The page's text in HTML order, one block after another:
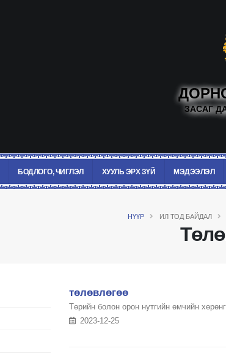
ЗАСАГ
БОДЛОГО, ЧИГЛЭЛ ХУУЛЬ ЭРХ ЗҮЙ МЭДЭЭЛЭЛ
НҮҮР ИЛ ТОД БАЙДАЛ
төлөвлөгөө
Төрийн болон орон нутгийн өмчийн
2023-12-25